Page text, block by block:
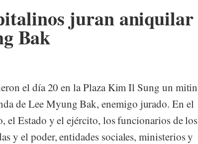
juran aniquilar
Bak
el día 20 en la Plaza Kim Il Sung un mitin
de Lee Myung Bak, enemigo jurado. En el
Estado y el ejército, los funcionarios de los
y el poder, entidades sociales, ministerios y